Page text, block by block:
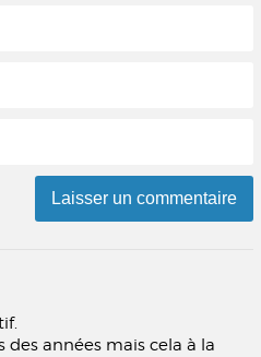
années mais cela à la